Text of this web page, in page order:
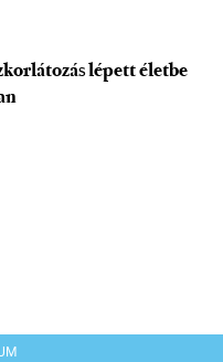
lépett életbe